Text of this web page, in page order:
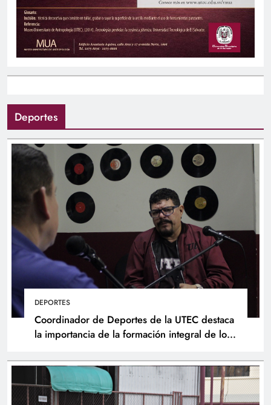
Deportes
DEPORTES
Coordinador de Deportes de la UTEC destaca
la importancia de la formación integral de los